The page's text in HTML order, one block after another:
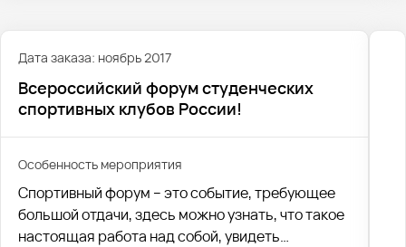
Дата заказа: ноябрь 2017
Всероссийский форум студенческих
спортивных клубов России!
Особенность мероприятия
Спортивный форум – это событие, требующее
большой отдачи, здесь можно узнать, что такое
настоящая работа над собой, увидеть